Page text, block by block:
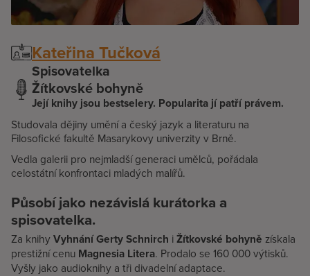
Kateřina Tučková
Spisovatelka
Žítkovské bohyně
Její knihy jsou bestselery. Popularita jí patří právem.
Studovala dějiny umění a český jazyk a literaturu na
Filosofické fakultě Masarykovy univerzity v Brně.
Vedla galerii pro nejmladší generaci umělců, pořádala
celostátní konfrontaci mladých malířů.
Působí jako nezávislá kurátorka a
spisovatelka.
Za knihyVyhnání Gerty Schnirch iŽítkovské bohyně získala
prestižní cenu Magnesia Litera. Prodalo se 160 000 výtisků.
Vyšly jako audioknihy a tři divadelní adaptace.